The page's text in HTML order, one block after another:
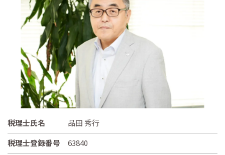
税理士氏名
品田 秀行
税理士登録番号
63840